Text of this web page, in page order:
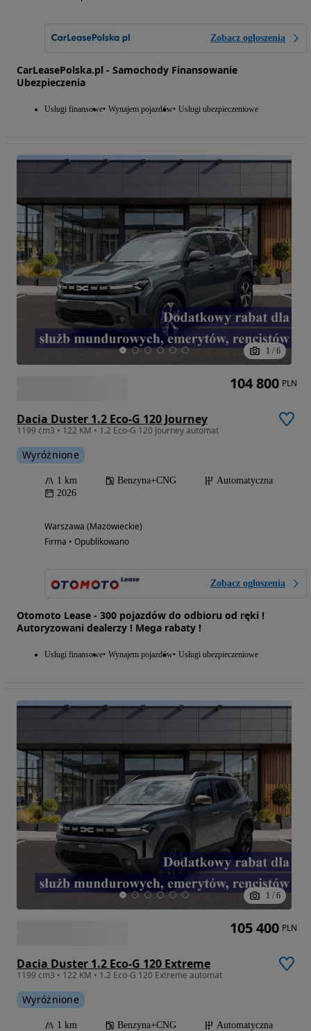
Zobacz ogłoszenia
CarLeasePolska.pl - Samochody Finansowanie
Ubezpieczenia
Usługi finansowe Wynajem pojazdów Usługi ubezpieczeniowe
1 / 6
Dacia Duster 1.2 Eco-G 120 Journey
1199 cm3 • 122 KM • 1.2 Eco-G 120 Journey automat
Wyróżnione
1 km Benzyna+CNG
Automatyczna
2026
Warszawa (Mazowieckie)
Firma • Opublikowano
Zobacz ogłoszenia
Otomoto Lease - 300 pojazdów do odbioru od ręki !
Autoryzowani dealerzy ! Mega rabaty !
Usługi finansowe Wynajem pojazdów Usługi ubezpieczeniowe
104 800 PLN
1 / 6
Dacia Duster 1.2 Eco-G 120 Extreme
1199 cm3 • 122 KM • 1.2 Eco-G 120 Extreme automat
Wyróżnione
1 km Benzyna+CNG
Automatyczna
105 400 PLN